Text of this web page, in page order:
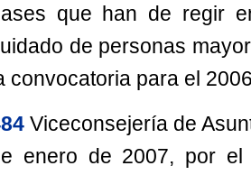
que han de regir
de personas
convocatoria para el
Viceconsejería de
enero de 2007, por